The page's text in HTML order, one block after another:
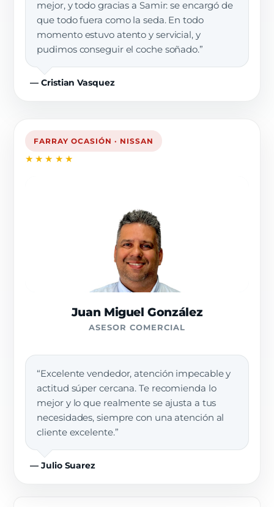
mejor, y todo gracias a Samir: se encargó de
que todo fuera como la seda. En todo
momento estuvo atento y servicial, y
pudimos conseguir el coche soñado.”
— Cristian Vasquez
FARRAY OCASIÓN · NISSAN
★★★★★
Juan Miguel González
ASESOR COMERCIAL
“Excelente vendedor, atención impecable y
actitud súper cercana. Te recomienda lo
mejor y lo que realmente se ajusta a tus
necesidades, siempre con una atención al
cliente excelente.”
— Julio Suarez